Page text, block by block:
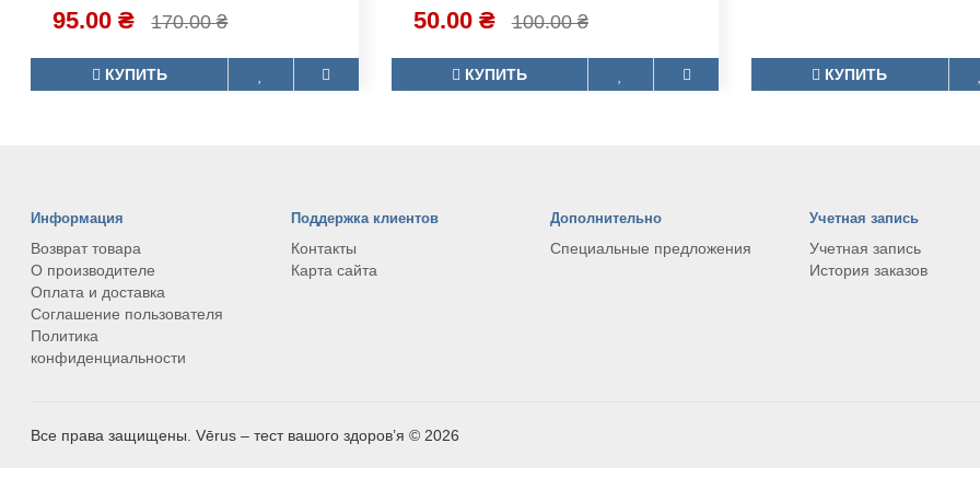
АТ-Коронавирус тест
Тест для самоконтроля.Используется
инфекции. Тест-набор «АТ-
фолликулостимулирующего гормона
(ФСГ) в моче.У же..